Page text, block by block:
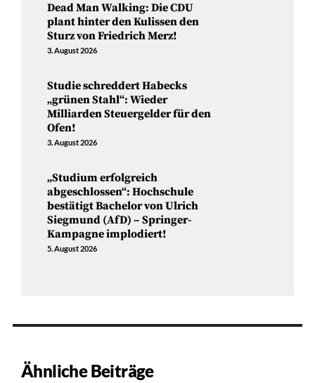
Dead Man Walking: Die CDU
plant hinter den Kulissen den
Sturz von Friedrich Merz!
3. August 2026
Studie schreddert Habecks
„grünen Stahl“: Wieder
Milliarden Steuergelder für den
Ofen!
3. August 2026
„Studium erfolgreich
abgeschlossen“: Hochschule
bestätigt Bachelor von Ulrich
Siegmund (AfD) – Springer-
Kampagne implodiert!
5. August 2026
Ähnliche Beiträge